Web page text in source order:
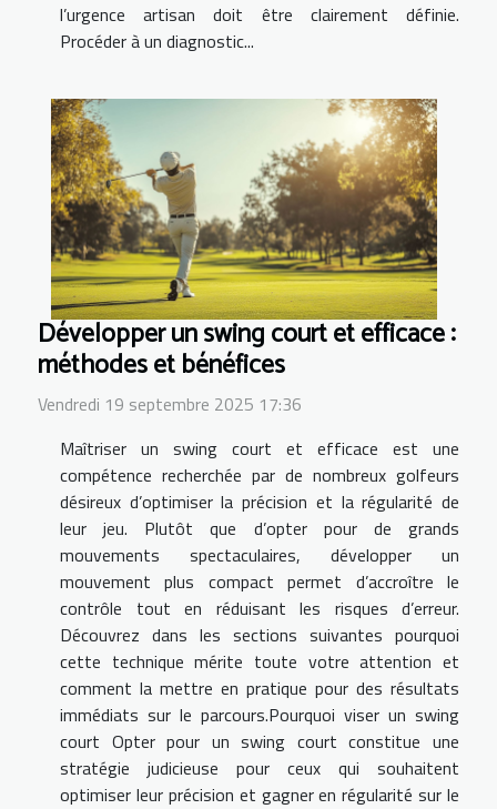
l’urgence artisan doit être clairement définie.
Procéder à un diagnostic...
Développer un swing court et efficace :
méthodes et bénéfices
Vendredi 19 septembre 2025 17:36
Maîtriser un swing court et efficace est une
compétence recherchée par de nombreux golfeurs
désireux d’optimiser la précision et la régularité de
leur jeu. Plutôt que d’opter pour de grands
mouvements spectaculaires, développer un
mouvement plus compact permet d’accroître le
contrôle tout en réduisant les risques d’erreur.
Découvrez dans les sections suivantes pourquoi
cette technique mérite toute votre attention et
comment la mettre en pratique pour des résultats
immédiats sur le parcours.Pourquoi viser un swing
court Opter pour un swing court constitue une
stratégie judicieuse pour ceux qui souhaitent
optimiser leur précision et gagner en régularité sur le